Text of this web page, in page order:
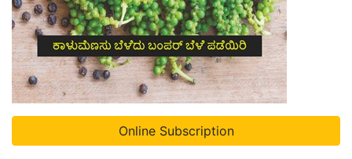
Online Subscription